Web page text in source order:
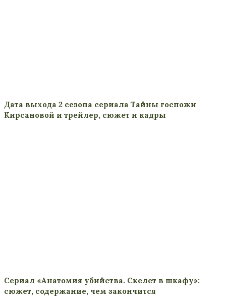
Дата выхода 2 сезона сериала Тайны госпожи
Кирсановой и трейлер, сюжет и кадры
Сериал «Анатомия убийства. Скелет в шкафу»:
сюжет, содержание, чем закончится